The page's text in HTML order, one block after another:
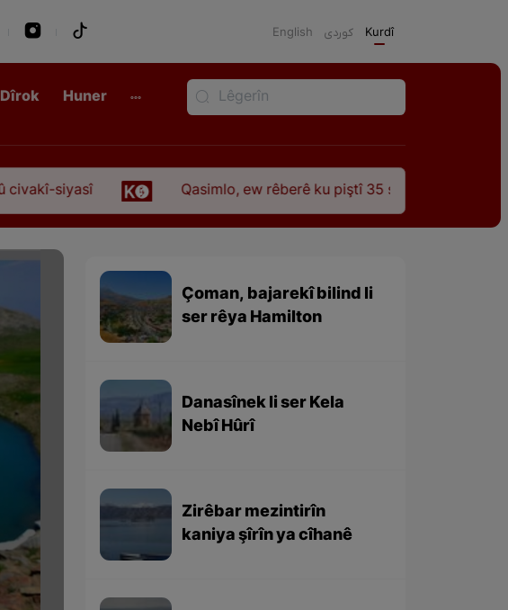
English كوردی Kurdî
Dîrok Huner
Qasimlo, ew rêberê ku piştî 35 sal ji şehîdbûna wî hê jî rêbaza
Çoman, bajarekî bilind li
ser rêya Hamilton
Danasînek li ser Kela
Nebî Hûrî
Zirêbar mezintirîn
kaniya şîrîn ya cîhanê